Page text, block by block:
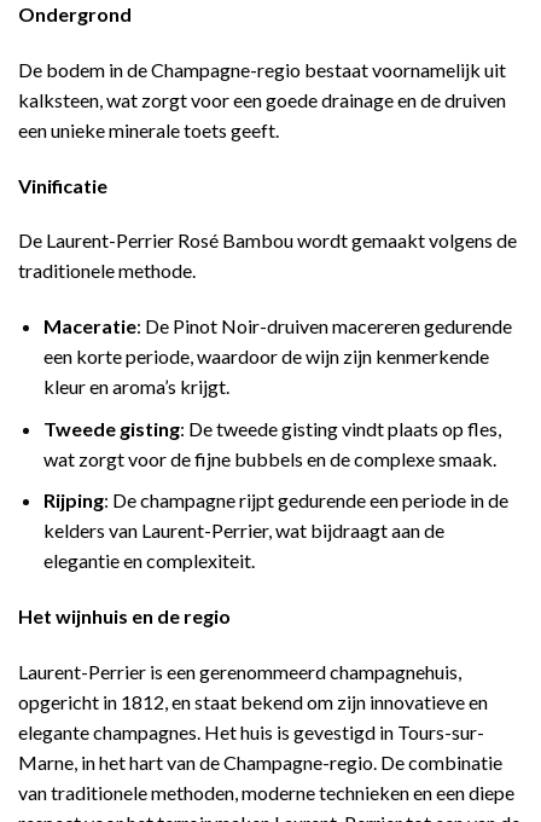
Ondergrond
De bodem in de Champagne-regio bestaat voornamelijk uit
kalksteen, wat zorgt voor een goede drainage en de druiven
een unieke minerale toets geeft.
Vinificatie
De Laurent-Perrier Rosé Bambou wordt gemaakt volgens de
traditionele methode.
Maceratie: De Pinot Noir-druiven macereren gedurende
een korte periode, waardoor de wijn zijn kenmerkende
kleur en aroma’s krijgt.
Tweede gisting: De tweede gisting vindt plaats op fles,
wat zorgt voor de fijne bubbels en de complexe smaak.
Rijping: De champagne rijpt gedurende een periode in de
kelders van Laurent-Perrier, wat bijdraagt aan de
elegantie en complexiteit.
Het wijnhuis en de regio
Laurent-Perrier is een gerenommeerd champagnehuis,
opgericht in 1812, en staat bekend om zijn innovatieve en
elegante champagnes. Het huis is gevestigd in Tours-sur-
Marne, in het hart van de Champagne-regio. De combinatie
van traditionele methoden, moderne technieken en een diepe